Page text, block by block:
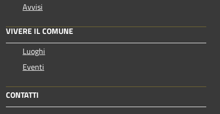
Avvisi
VIVERE IL COMUNE
Luoghi
Eventi
CONTATTI